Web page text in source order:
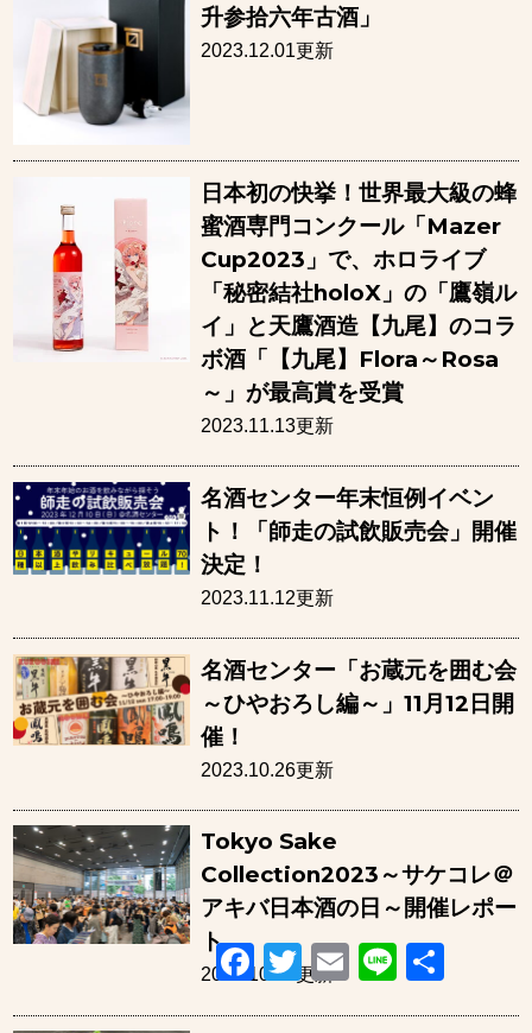
升参拾六年古酒」
2023.12.01更新
日本初の快挙！世界最大級の蜂
蜜酒専門コンクール「Mazer
Cup2023」で、ホロライブ
「秘密結社holoX」の「鷹嶺ル
イ」と天鷹酒造【九尾】のコラ
ボ酒「【九尾】Flora～Rosa
～」が最高賞を受賞
2023.11.13更新
名酒センター年末恒例イベン
ト！「師走の試飲販売会」開催
決定！
2023.11.12更新
名酒センター「お蔵元を囲む会
～ひやおろし編～」11月12日開
催！
2023.10.26更新
Tokyo Sake
Collection2023～サケコレ＠
アキバ日本酒の日～開催レポー
ト
2023.10.21更新
Facebook
Twitter Email Line